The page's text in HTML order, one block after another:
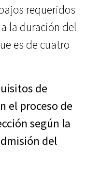
requeridos
la duración del
es de cuatro
de
el proceso de
según la
del